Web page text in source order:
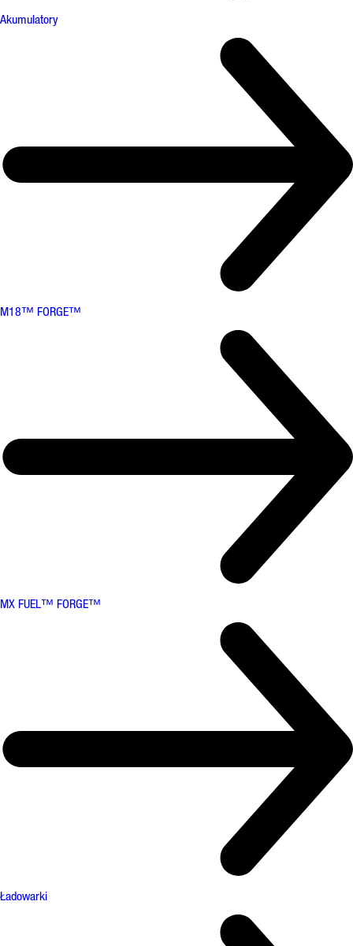
Akumulatory
M18™ FORGE™
MX FUEL™ FORGE™
Ładowarki